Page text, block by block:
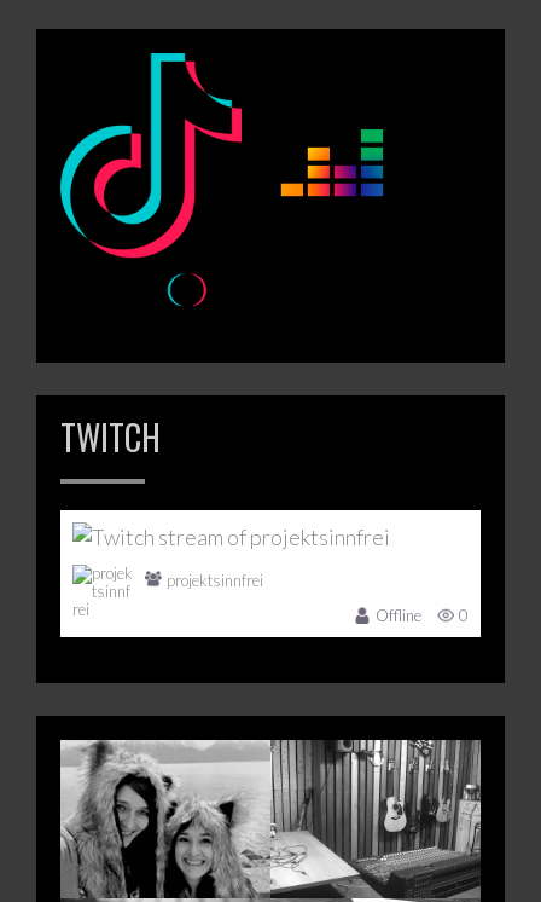
TWITCH
projektsinnfrei
Offline
0